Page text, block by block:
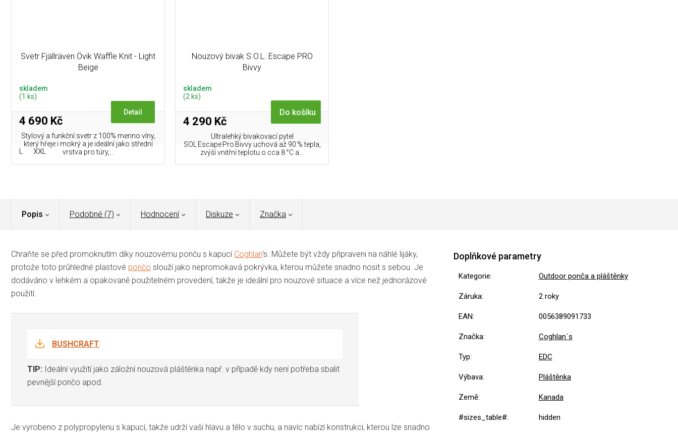
Svetr Fjällräven Övik Waffle Knit - Light
Beige
skladem
(1 ks)
4 690 Kč
Detail
Stylový a funkční svetr z 100% merino vlny,
který hřeje i mokrý a je ideální jako střední
vrstva pro túry,...
L XXL
Nouzový bivak S.O.L. Escape PRO
Bivvy
skladem
(2 ks)
4 290 Kč
Do košíku
Ultralehký bivakovací pytel
SOL Escape Pro Bivvy uchová až 90 % tepla,
zvýší vnitřní teplotu o cca 8 °C a...
Popis Podobné (7) Hodnocení Diskuze Značka
Chraňte se před promoknutím díky nouzovému ponču s kapucí Coghlan's. Můžete být vždy připraveni na náhlé lijáky,
protože toto průhledné plastové pončo slouží jako nepromokavá pokrývka, kterou můžete snadno nosit s sebou. Je
dodáváno v lehkém a opakovaně použitelném provedení, takže je ideální pro nouzové situace a více než jednorázové
použití.
BUSHCRAFT
TIP: Ideální využití jako záložní nouzová pláštěnka např. v případě kdy není potřeba sbalit
pevnější pončo apod.
Je vyrobeno z polypropylenu s kapucí, takže udrží vaši hlavu a tělo v suchu, a navíc nabízí konstrukci, kterou lze snadno
Doplňkové parametry
Kategorie: Outdoor ponča a pláštěnky
Záruka: 2 roky
EAN: 0056389091733
Značka: Coghlan´s
Typ: EDC
Výbava: Pláštěnka
Země: Kanada
#sizes_table#: hidden